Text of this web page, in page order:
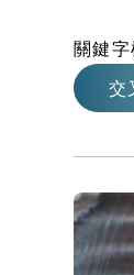
關鍵字
交